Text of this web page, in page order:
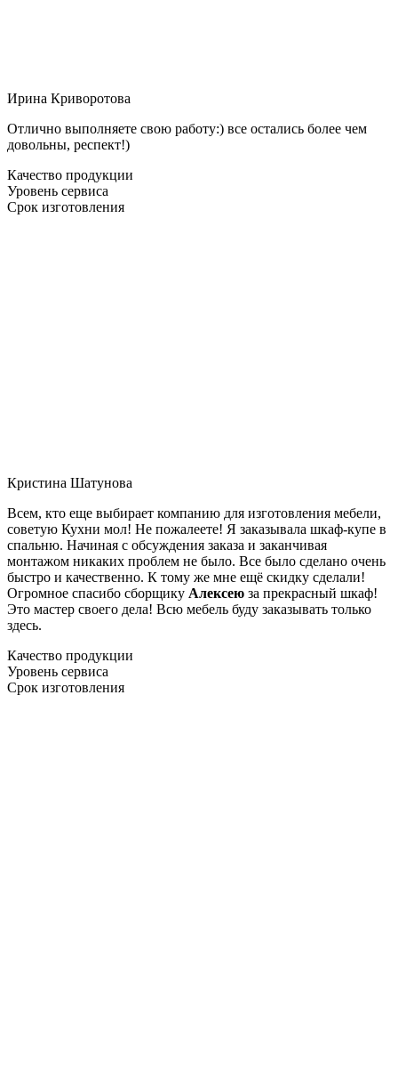
Ирина Криворотова
Отлично выполняете свою работу:) все остались более чем
довольны, респект!)
Качество продукции
Уровень сервиса
Срок изготовления
Кристина Шатунова
Всем, кто еще выбирает компанию для изготовления мебели,
советую Кухни мол! Не пожалеете! Я заказывала шкаф-купе в
спальню. Начиная с обсуждения заказа и заканчивая
монтажом никаких проблем не было. Все было сделано очень
быстро и качественно. К тому же мне ещё скидку сделали!
Огромное спасибо сборщику Алексею за прекрасный шкаф!
Это мастер своего дела! Всю мебель буду заказывать только
здесь.
Качество продукции
Уровень сервиса
Срок изготовления